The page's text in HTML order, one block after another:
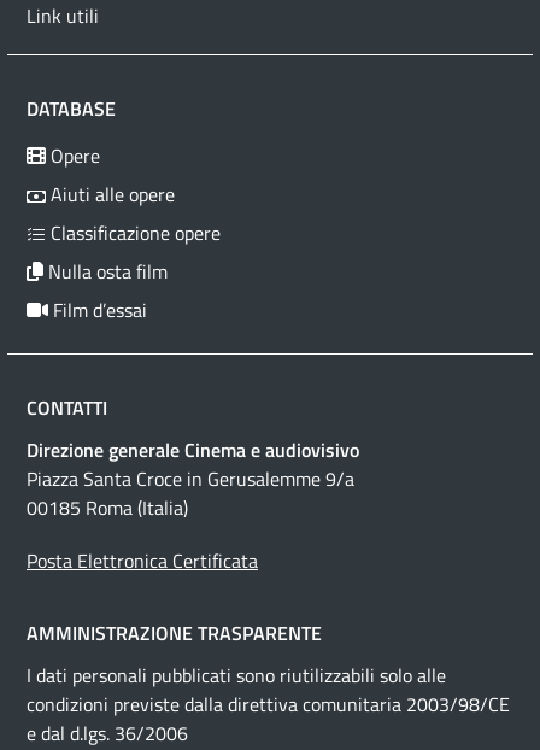
Link utili
DATABASE
Opere
Aiuti alle opere
Classificazione opere
Nulla osta film
Film d’essai
CONTATTI
Direzione generale Cinema e audiovisivo
Piazza Santa Croce in Gerusalemme 9/a
00185 Roma (Italia)
Posta Elettronica Certificata
AMMINISTRAZIONE TRASPARENTE
I dati personali pubblicati sono riutilizzabili solo alle
condizioni previste dalla direttiva comunitaria 2003/98/CE
e dal d.lgs. 36/2006